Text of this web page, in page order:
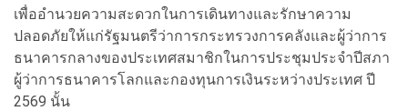
เพื่ออำนวยความสะดวกในการเดินทางและรักษาความ
ปลอดภัยให้แก่รัฐมนตรีว่าการกระทรวงการคลังและผู้ว่าการ
ธนาคารกลางของประเทศสมาชิกในการประชุมประจำปีสภา
ผู้ว่าการธนาคารโลกและกองทุนการเงินระหว่างประเทศ ปี
2569 นั้น